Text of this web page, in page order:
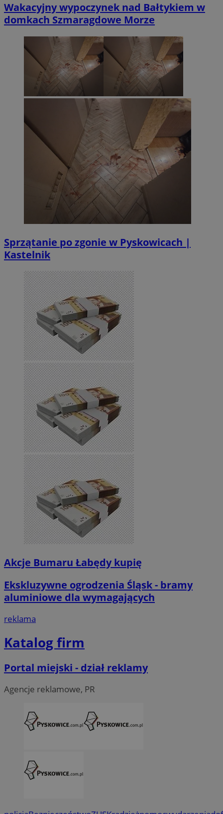
Wakacyjny wypoczynek nad Bałtykiem w
domkach Szmaragdowe Morze
Sprzątanie po zgonie w Pyskowicach |
Kastelnik
Akcje Bumaru Łabędy kupię
Ekskluzywne ogrodzenia Śląsk - bramy
aluminiowe dla wymagających
reklama
Katalog firm
Portal miejski - dział reklamy
Agencje reklamowe, PR